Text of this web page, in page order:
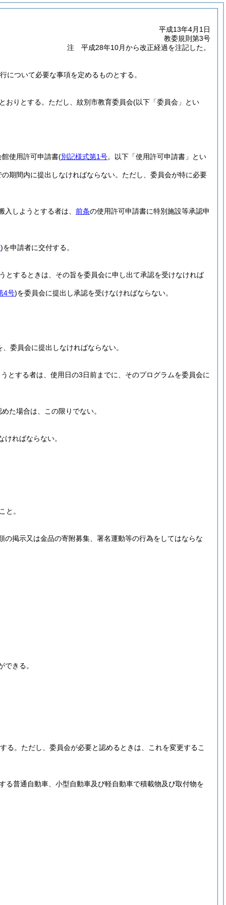
平成13年4月1日
教委規則第3号
注 平成28年10月から改正経過を注記した。
について必要な事項を定めるものとする。
おりとする。 ただし、紋別市教育委員会(以下「委員会」とい
使用許可申請書(別記様式第1号。以下「使用許可申請書」とい
期間内に提出しなければならない。 ただし、委員会が特に必要
しようとする者は、 前条の使用許可申請書に特別施設等承認申
)を申請者に交付する。
とするときは、その旨を委員会に申し出て承認を受けなければ
4号)を委員会に提出し承認を受けなければならない。
、委員会に提出しなければならない。
とする者は、使用日の3日前までに、そのプログラムを委員会に
た場合は、この限りでない。
ければならない。
と。
掲示又は金品の寄附募集、署名運動等の行為をしてはならな
きる。
る。 ただし、委員会が必要と認めるときは、これを変更するこ
る普通自動車、小型自動車及び軽自動車で積載物及び取付物を